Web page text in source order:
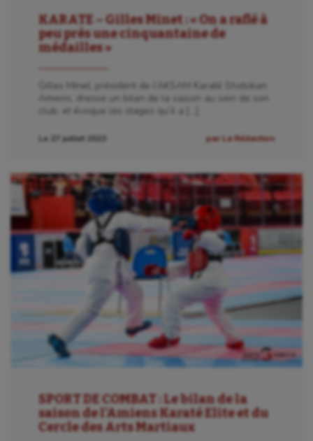
KARATE – Gilles Minet : « On a raflé à
peu près une cinquantaine de
médailles »
Gilles Minet, président de l’AKSAM Karaté Shotokan
Amiens, dresse un bilan de la saison au sein de son
club, et évoque les stages qu’il a […]
Le 27 juillet 2023 par La Rédaction
SPORT DE COMBAT : Le bilan de la
saison de l’Amiens Karaté Elite et du
Cercle des Arts Martiaux